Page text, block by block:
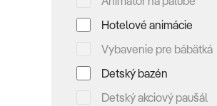
Hotelové animácie
Vybavenie pre bábätká
Detský bazén
Detský akciový paušál